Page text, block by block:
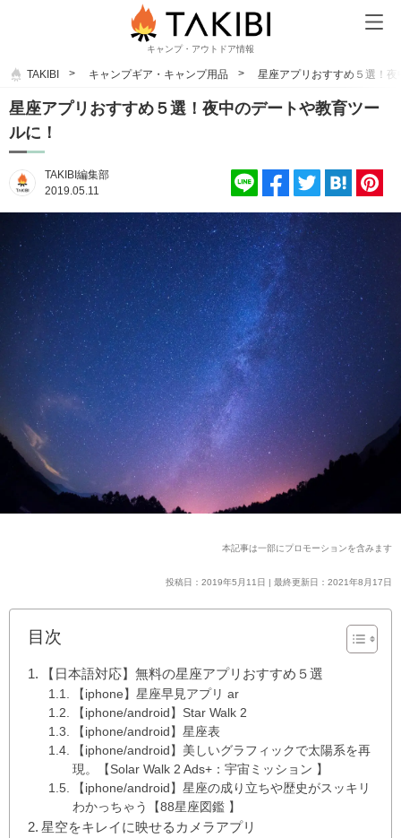
キャンプ・アウトドア情報
TAKIBI キャンプギア・キャンプ用品 星座アプリおすすめ５選！
星座アプリおすすめ５選！夜中のデートや教育ツー
ルに！
TAKIBI編集部
2019.05.11
本記事は一部にプロモーションを含みます
投稿日：2019年5月11日 | 最終更新日：2021年8月17日
目次
【日本語対応】無料の星座アプリおすすめ５選
【iphone】星座早見アプリ ar
【iphone/android】Star Walk 2
【iphone/android】星座表
【iphone/android】美しいグラフィックで太陽系を再
現。【Solar Walk 2 Ads+：宇宙ミッション 】
【iphone/android】星座の成り立ちや歴史がスッキリ
わかっちゃう【88星座図鑑 】
星空をキレイに映せるカメラアプリ